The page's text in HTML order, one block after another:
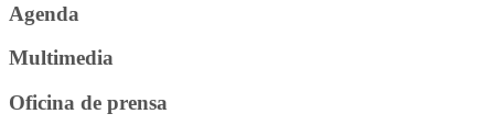
Agenda
Multimedia
Oficina de prensa